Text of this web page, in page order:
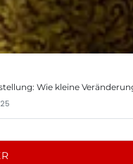
Wie kleine